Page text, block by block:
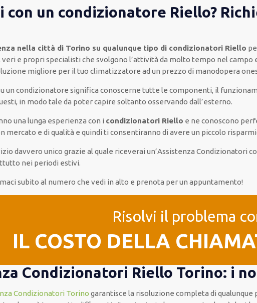
con un condizionatore Riello?
nella città di Torino su qualunque tipo di condizionatori Riello
e propri specialisti che svolgono l’attività da molto tempo nel
migliore per il tuo climatizzatore ad un prezzo di manodopera
un condizionatore significa conoscerne tutte le componenti, il
in modo tale da poter capire soltanto osservando dall’esterno.
una lunga esperienza con i condizionatori Riello e ne conoscono
mercato e di qualità e quindi ti consentiranno di avere un piccolo
davvero unico grazie al quale riceverai un’Assistenza Condizionatori
nei periodi estivi.
subito al numero che vedi in alto e prenota per un appuntamento!
Risolvi il problema
IL COSTO DELLA
Condizionatori Riello Torino: i
Condizionatori Torino garantisce la risoluzione completa di